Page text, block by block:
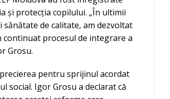
și protecția copilului. „În ultimii
sănătate de calitate, am dezvoltat
procesul de integrare a
Grosu.
pentru sprijinul acordat
social. Igor Grosu a declarat că